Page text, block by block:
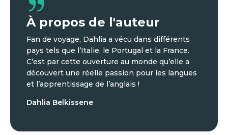
À propos de l'auteur
Fan de voyage, Dahlia a vécu dans différents
pays tels que l’Italie, le Portugal et la France.
C’est par cette ouverture au monde qu’elle a
découvert une réelle passion pour les langues
et l’apprentissage de l’anglais !
Dahlia Belkissene